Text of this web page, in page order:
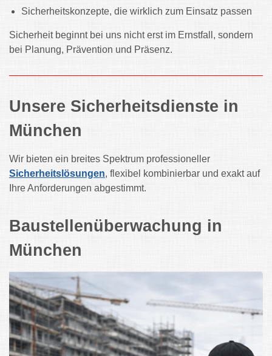
Sicherheitskonzepte, die wirklich zum Einsatz passen
Sicherheit beginnt bei uns nicht erst im Ernstfall, sondern
bei Planung, Prävention und Präsenz.
Unsere Sicherheitsdienste in
München
Wir bieten ein breites Spektrum professioneller
Sicherheitslösungen, flexibel kombinierbar und exakt auf
Ihre Anforderungen abgestimmt.
Baustellenüberwachung in
München